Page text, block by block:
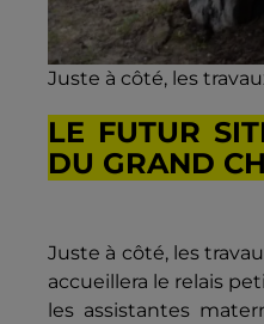
Juste à côté, les
LE FUTUR
DU GRAND
Juste à côté, les
accueillera le relais
les assistantes